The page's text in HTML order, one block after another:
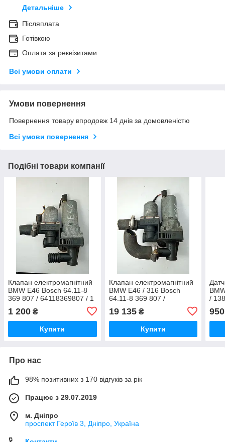
Детальніше
Післяплата
Готівкою
Оплата за реквізитами
Всі умови оплати
Умови повернення
Повернення товару впродовж 14 днів за домовленістю
Всі умови повернення
Подібні товари компанії
Клапан електромагнітний
BMW E46 Bosch 64.11-8
369 807 / 64118369807 / 1
147 412 149 / 1147412149
1 200 ₴
Купити
Клапан електромагнітний
BMW E46 / 316 Bosch
64.11-8 369 807 /
64118369807 / 1 147 412
149 / 1147412149
19 135₴
Купити
/
950
Про нас
98% позитивних з 170 відгуків за рік
Працює з 29.07.2019
м. Дніпро
проспект Героїв 3, Дніпро, Україна